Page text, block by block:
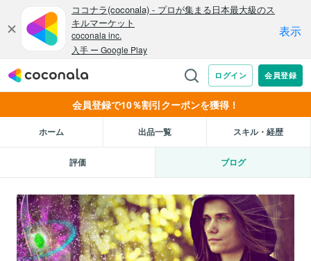
会員登録で10％割引クーポンを獲得！
ホーム 出品一覧 スキル・経歴
評価 ブログ